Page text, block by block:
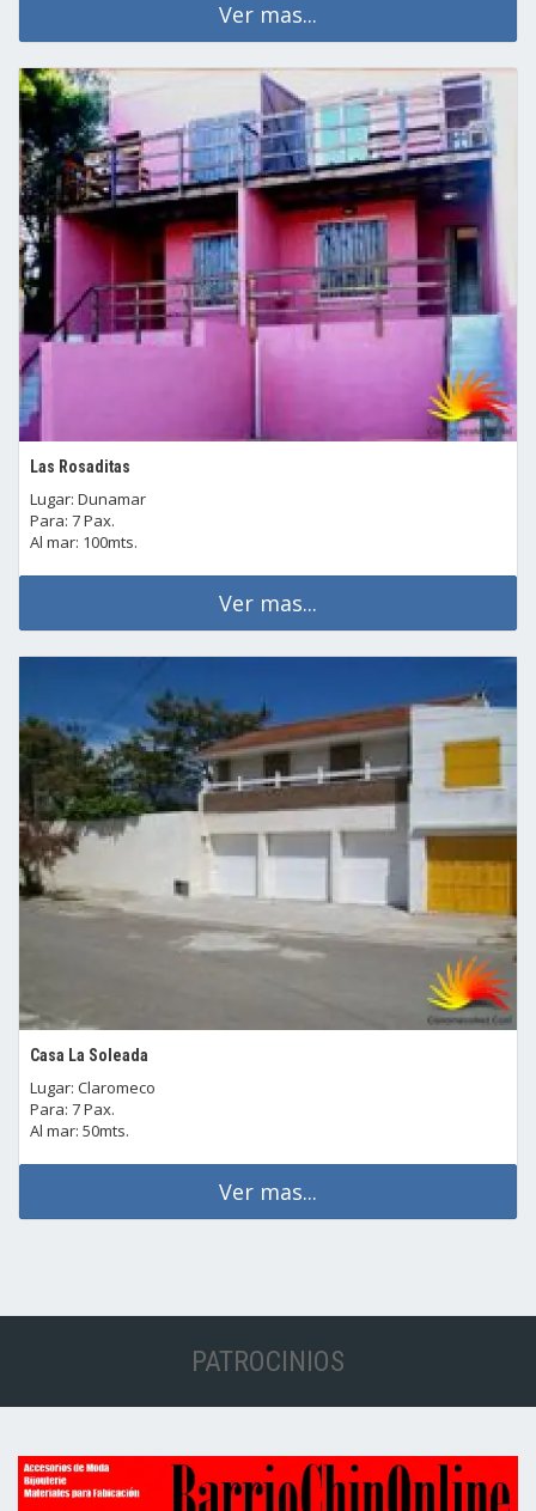
Ver mas...
Las Rosaditas
Lugar: Dunamar
Para: 7 Pax.
Al mar: 100mts.
Ver mas...
Casa La Soleada
Lugar: Claromeco
Para: 7 Pax.
Al mar: 50mts.
Ver mas...
PATROCINIOS